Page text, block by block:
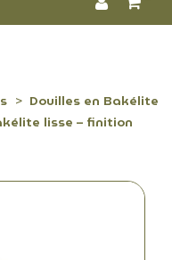
Douilles en Bakélite
lisse – finition